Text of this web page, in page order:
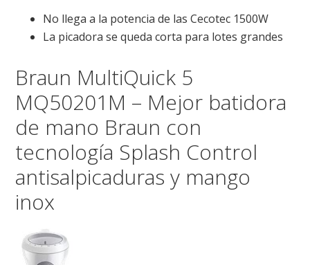
No llega a la potencia de las Cecotec 1500W
La picadora se queda corta para lotes grandes
Braun MultiQuick 5
MQ50201M – Mejor batidora
de mano Braun con
tecnología Splash Control
antisalpicaduras y mango
inox